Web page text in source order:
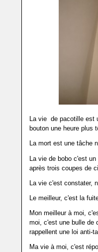
La vie de pacotille est
bouton une heure plus
La mort est une tâche
La vie de bobo c'est
après trois coupes de
La vie c'est constater,
Le meilleur, c'est la
Mon meilleur à moi,
moi, c'est une bulle de
rappellent une loi anti-
Ma vie à moi, c'est